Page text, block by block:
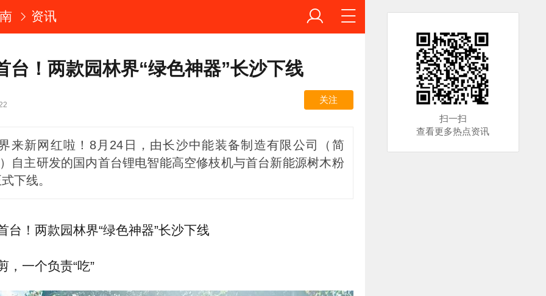
资讯
台！两款园林界“绿色神器”长沙下线
关注
来新网红啦！8月24日，由长沙中能装备制造有限公司（简
自主研发的国内首台锂电智能高空修枝机与首台新能源树木粉
下线。
台！两款园林界“绿色神器”长沙下线
，一个负责“吃”
扫一扫
查看更多热点资讯